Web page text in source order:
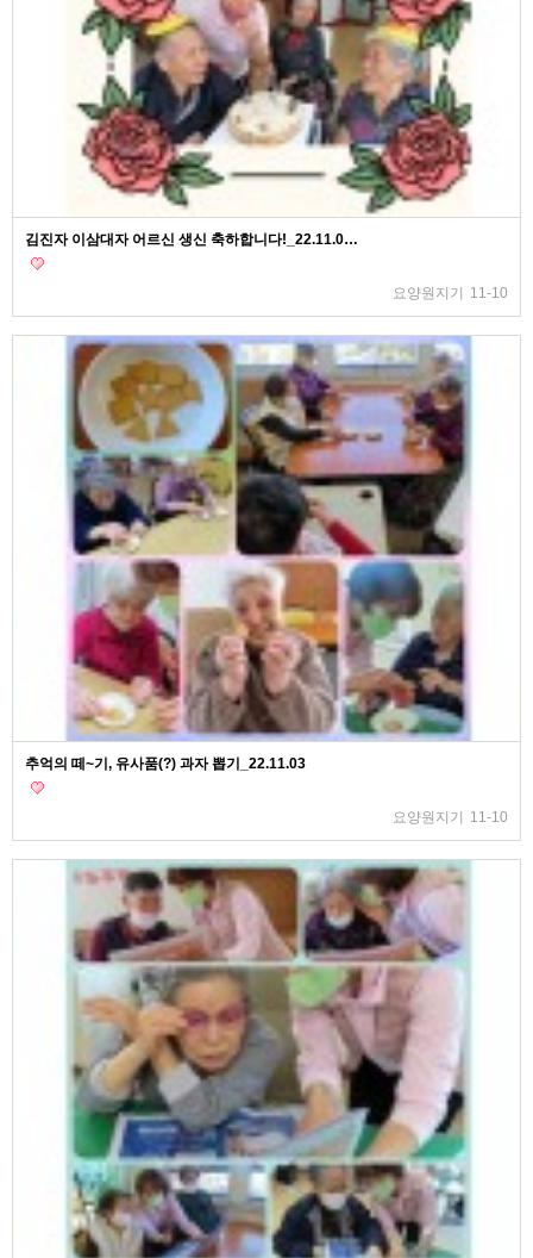
김진자 이삼대자 어르신 생신 축하합니다!_22.11.0…
요양원지기 11-10
추억의 떼~기, 유사품(?) 과자 뽑기_22.11.03
요양원지기 11-10